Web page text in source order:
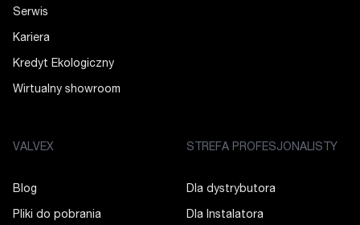
Serwis
Kariera
Kredyt Ekologiczny
Wirtualny showroom
VALVEX
Blog
Pliki do pobrania
STREFA PROFESJONALISTY
Dla dystrybutora
Dla Instalatora